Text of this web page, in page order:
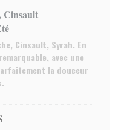
Cinsault
Cinsault, Syrah. En
avec une
la douceur